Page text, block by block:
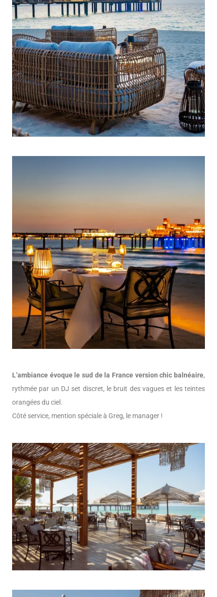
L’ambiance évoque le sud de la France version chic balnéaire,
rythmée par un DJ set discret, le bruit des vagues et les teintes
orangées du ciel.
Côté service, mention spéciale à Greg, le manager !